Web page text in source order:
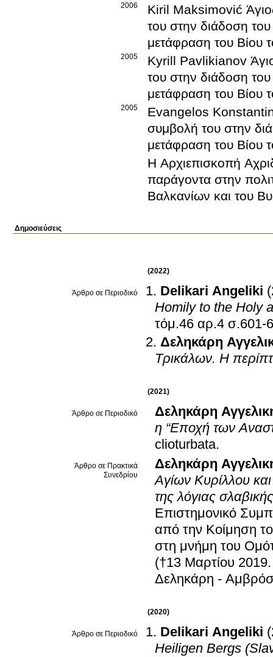
2006 Kiril Maksimović
του στην διάδοση
μετάφραση του Βίου
2005 Kyrill Pavlikianov
του στην διάδοση
μετάφραση του Βίου
2005
Evangelos
συμβολή του στην
μετάφραση του Βίου
Η Αρχιεπισκοπή
παράγοντα στην
Βαλκανίων και του
Δημοσιεύσεις
(2022)
Άρθρο σε Περιοδικό Delikari Angeliki
Homily to the Holy
τόμ.46 αρ.4
Δεληκάρη
Τρικάλων. Η
(2021)
Άρθρο σε Περιοδικό
Δεληκάρη
η “Εποχή των
clioturbata.
Άρθρο σε Πρακτικά
Συνεδρίου
Δεληκάρη
Αγίων Κυρίλλου
της λόγιας
Επιστημονικό
από την Κοίμηση
στη μνήμη του
(†13 Μαρτίου 2019
Δεληκάρη -
(2020)
Άρθρο σε Περιοδικό Delikari Angeliki
Heiligen Bergs